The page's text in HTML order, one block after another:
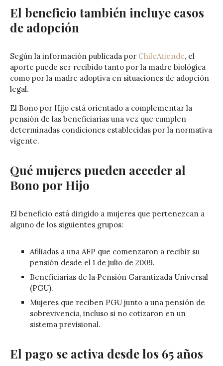
El beneficio también incluye casos
de adopción
Según la información publicada por ChileAtiende, el
aporte puede ser recibido tanto por la madre biológica
como por la madre adoptiva en situaciones de adopción
legal.
El Bono por Hijo está orientado a complementar la
pensión de las beneficiarias una vez que cumplen
determinadas condiciones establecidas por la normativa
vigente.
Qué mujeres pueden acceder al
Bono por Hijo
El beneficio está dirigido a mujeres que pertenezcan a
alguno de los siguientes grupos:
Afiliadas a una AFP que comenzaron a recibir su
pensión desde el 1 de julio de 2009.
Beneficiarias de la Pensión Garantizada Universal
(PGU).
Mujeres que reciben PGU junto a una pensión de
sobrevivencia, incluso si no cotizaron en un
sistema previsional.
El pago se activa desde los 65 años